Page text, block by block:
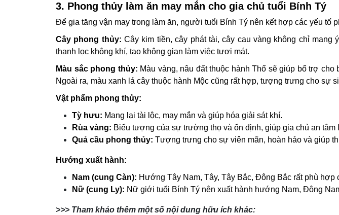
3. Phong thủy làm ăn may mắn cho gia chủ tuổi Bính Tý
Để gia tăng vận may trong làm ăn, người tuổi Bính Tý nên kết hợp các yếu tố
Cây phong thủy: Cây kim tiền, cây phát tài, cây cau vàng không chỉ mang
thanh lọc không khí, tạo không gian làm việc tươi mát.
Màu sắc phong thủy: Màu vàng, nâu đất thuộc hành Thổ sẽ giúp bổ trợ
Ngoài ra, màu xanh lá cây thuộc hành Mộc cũng rất hợp, tượng trưng cho sự
Vật phẩm phong thủy:
Tỳ hưu: Mang lại tài lộc, may mắn và giúp hóa giải sát khí.
Rùa vàng: Biểu tượng của sự trường thọ và ổn định, giúp gia chủ an tâm
Quả cầu phong thủy: Tượng trưng cho sự viên mãn, hoàn hảo và giúp
Hướng xuất hành:
Nam (cung Càn): Hướng Tây Nam, Tây, Tây Bắc, Đông Bắc rất phù
Nữ (cung Ly): Nữ giới tuổi Bính Tý nên xuất hành hướng Nam, Đông
>>> Tham khảo thêm một số nội dung hữu ích khác: